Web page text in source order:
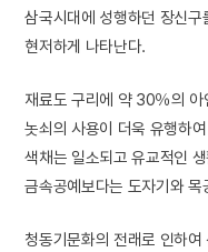
삼국시대에 성행하던 장신
현저하게 나타난다.
재료도 구리에 약 30％의 아
놋쇠의 사용이 더욱 유행하
색채는 일소되고 유교적인
금속공예보다는 도자기와 목
청동기문화의 전래로 인하